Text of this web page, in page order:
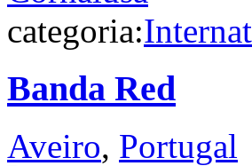
categoria:
Banda Red
Aveiro, Portugal